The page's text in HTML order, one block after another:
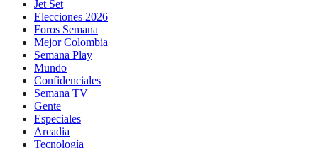
Jet Set
Elecciones 2026
Foros Semana
Mejor Colombia
Semana Play
Mundo
Confidenciales
Semana TV
Gente
Especiales
Arcadia
Tecnología